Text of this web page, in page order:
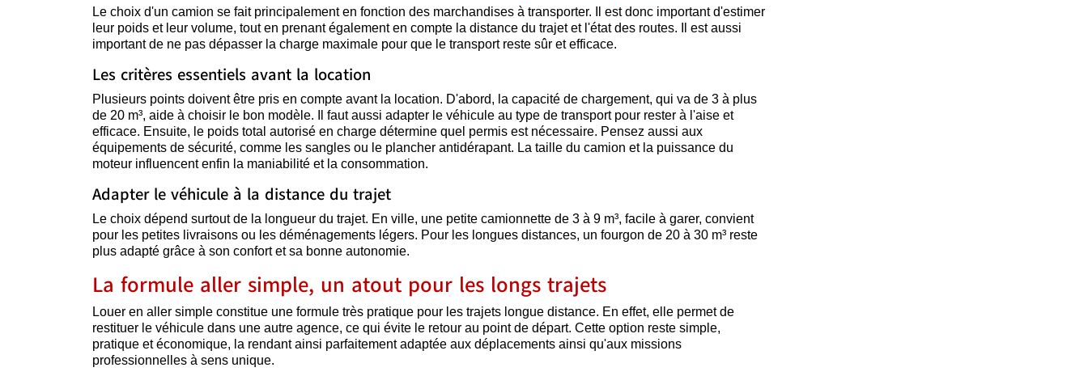
Le choix d'un camion se fait principalement en fonction des marchandises à transporter. Il est donc important d'estimer
leur poids et leur volume, tout en prenant également en compte la distance du trajet et l'état des routes. Il est aussi
important de ne pas dépasser la charge maximale pour que le transport reste sûr et efficace.
Les critères essentiels avant la location
Plusieurs points doivent être pris en compte avant la location. D'abord, la capacité de chargement, qui va de 3 à plus
de 20 m³, aide à choisir le bon modèle. Il faut aussi adapter le véhicule au type de transport pour rester à l'aise et
efficace. Ensuite, le poids total autorisé en charge détermine quel permis est nécessaire. Pensez aussi aux
équipements de sécurité, comme les sangles ou le plancher antidérapant. La taille du camion et la puissance du
moteur influencent enfin la maniabilité et la consommation.
Adapter le véhicule à la distance du trajet
Le choix dépend surtout de la longueur du trajet. En ville, une petite camionnette de 3 à 9 m³, facile à garer, convient
pour les petites livraisons ou les déménagements légers. Pour les longues distances, un fourgon de 20 à 30 m³ reste
plus adapté grâce à son confort et sa bonne autonomie.
La formule aller simple, un atout pour les longs trajets
Louer en aller simple constitue une formule très pratique pour les trajets longue distance. En effet, elle permet de
restituer le véhicule dans une autre agence, ce qui évite le retour au point de départ. Cette option reste simple,
pratique et économique, la rendant ainsi parfaitement adaptée aux déplacements ainsi qu'aux missions
professionnelles à sens unique.